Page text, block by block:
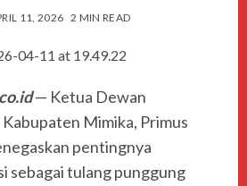
11, 2026 2 MIN READ
— Ketua Dewan
Mimika, Primus
pentingnya
sebagai tulang punggung